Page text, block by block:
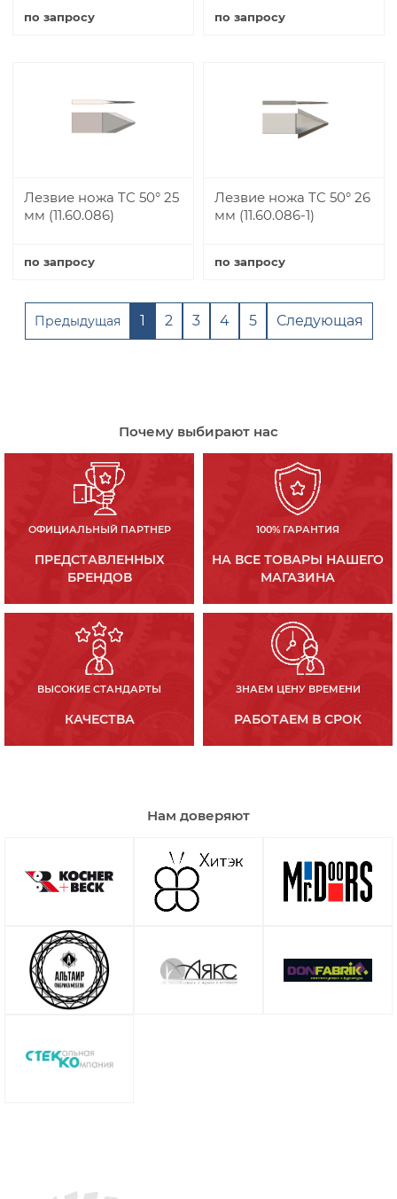
по запросу по запросу
Лезвие ножа TC 50° 25
мм (11.60.086)
по запросу
Лезвие ножа TC 50° 26
мм (11.60.086-1)
по запросу
Предыдущая 1 2 3 4 5 Следующая
Почему выбирают нас
ОФИЦИАЛЬНЫЙ ПАРТНЕР
ПРЕДСТАВЛЕННЫХ
БРЕНДОВ
100% ГАРАНТИЯ
НА ВСЕ ТОВАРЫ НАШЕГО
МАГАЗИНА
ВЫСОКИЕ СТАНДАРТЫ
КАЧЕСТВА
ЗНАЕМ ЦЕНУ ВРЕМЕНИ
РАБОТАЕМ В СРОК
Нам доверяют